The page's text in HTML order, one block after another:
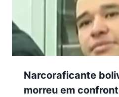
Narcoraficante
morreu em